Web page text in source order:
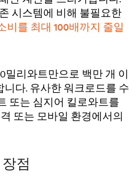
시스템에 비해 불필요한
비를 최대 100배까지 줄일
밀리와트만으로 백만 개 이
다. 유사한 워크로드를 수
또는 심지어 킬로와트를
또는 모바일 환경에서의
점